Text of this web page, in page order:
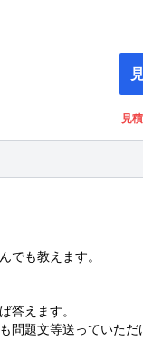
見
でも教えます。
答えます。
問題文等送っていただ